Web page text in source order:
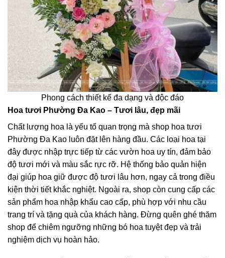
Phong cách thiết kế đa dạng và độc đáo
Hoa tươi Phường Đa Kao – Tươi lâu, đẹp mãi
Chất lượng hoa là yếu tố quan trọng mà shop hoa tươi
Phường Đa Kao luôn đặt lên hàng đầu. Các loại hoa tại
đây được nhập trực tiếp từ các vườn hoa uy tín, đảm bảo
độ tươi mới và màu sắc rực rỡ. Hệ thống bảo quản hiện
đại giúp hoa giữ được độ tươi lâu hơn, ngay cả trong điều
kiện thời tiết khắc nghiệt. Ngoài ra, shop còn cung cấp các
sản phẩm hoa nhập khẩu cao cấp, phù hợp với nhu cầu
trang trí và tặng quà của khách hàng. Đừng quên ghé thăm
shop để chiêm ngưỡng những bó hoa tuyệt đẹp và trải
nghiệm dịch vụ hoàn hảo.